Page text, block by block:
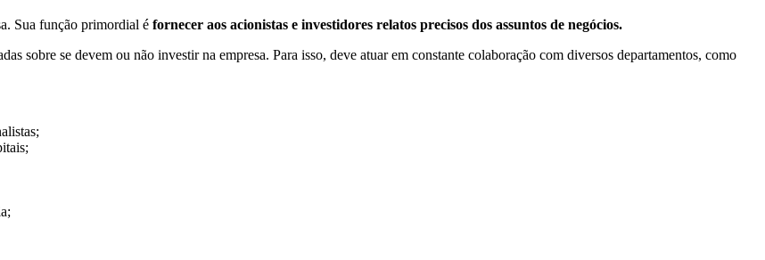
Sua função primordial é fornecer aos acionistas e investidores relatos precisos dos assuntos de negócios.
sobre se devem ou não investir na empresa. Para isso, deve atuar em constante colaboração com diversos departamentos, como